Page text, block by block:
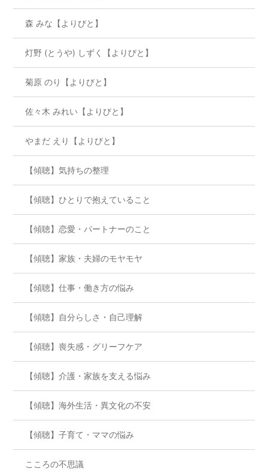
森 みな【よりびと】
灯野 (とうや) しずく【よりびと】
菊原 のり【よりびと】
佐々木 みれい【よりびと】
やまだ えり【よりびと】
【傾聴】気持ちの整理
【傾聴】ひとりで抱えていること
【傾聴】恋愛・パートナーのこと
【傾聴】家族・夫婦のモヤモヤ
【傾聴】仕事・働き方の悩み
【傾聴】自分らしさ・自己理解
【傾聴】喪失感・グリーフケア
【傾聴】介護・家族を支える悩み
【傾聴】海外生活・異文化の不安
【傾聴】子育て・ママの悩み
こころの不思議